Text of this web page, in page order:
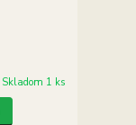
Skladom 1 ks